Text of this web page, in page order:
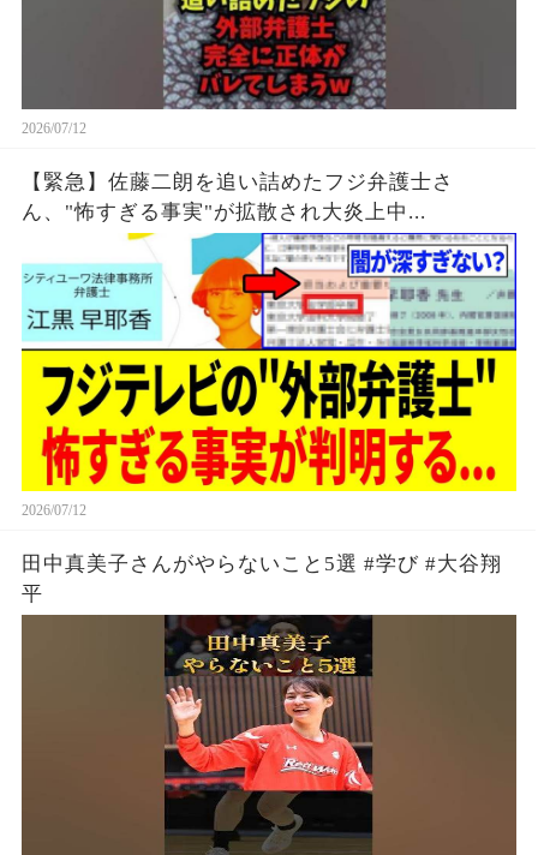
2026/07/12
【緊急】佐藤二朗を追い詰めたフジ弁護士さ
ん、"怖すぎる事実"が拡散され大炎上中...
2026/07/12
田中真美子さんがやらないこと5選 #学び #大谷翔
平